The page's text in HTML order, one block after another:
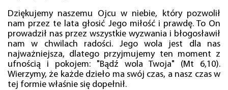
Dziękujemy naszemu Ojcu w niebie, który pozwolił
nam przez te lata głosić Jego miłość i prawdę. To On
prowadził nas przez wszystkie wyzwania i błogosławił
nam w chwilach radości. Jego wola jest dla nas
najważniejsza, dlatego przyjmujemy ten moment z
ufnością i pokojem: "Bądź wola Twoja" (Mt 6,10).
Wierzymy, że każde dzieło ma swój czas, a nasz czas w
tej formie właśnie się dopełnił.